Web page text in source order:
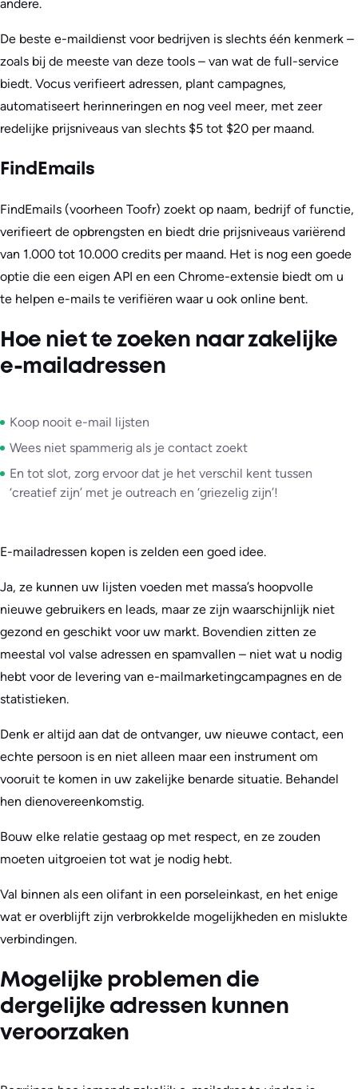
andere.
De beste e-maildienst voor bedrijven is slechts één kenmerk –
zoals bij de meeste van deze tools – van wat de full-service
biedt. Vocus verifieert adressen, plant campagnes,
automatiseert herinneringen en nog veel meer, met zeer
redelijke prijsniveaus van slechts $5 tot $20 per maand.
FindEmails
FindEmails (voorheen Toofr) zoekt op naam, bedrijf of functie,
verifieert de opbrengsten en biedt drie prijsniveaus variërend
van 1.000 tot 10.000 credits per maand. Het is nog een goede
optie die een eigen API en een Chrome-extensie biedt om u
te helpen e-mails te verifiëren waar u ook online bent.
Hoe niet te zoeken naar zakelijke
e-mailadressen
Koop nooit e-mail lijsten
Wees niet spammerig als je contact zoekt
En tot slot, zorg ervoor dat je het verschil kent tussen
‘creatief zijn’ met je outreach en ‘griezelig zijn’!
E-mailadressen kopen is zelden een goed idee.
Ja, ze kunnen uw lijsten voeden met massa’s hoopvolle
nieuwe gebruikers en leads, maar ze zijn waarschijnlijk niet
gezond en geschikt voor uw markt. Bovendien zitten ze
meestal vol valse adressen en spamvallen – niet wat u nodig
hebt voor de levering van e-mailmarketingcampagnes en de
statistieken.
Denk er altijd aan dat de ontvanger, uw nieuwe contact, een
echte persoon is en niet alleen maar een instrument om
vooruit te komen in uw zakelijke benarde situatie. Behandel
hen dienovereenkomstig.
Bouw elke relatie gestaag op met respect, en ze zouden
moeten uitgroeien tot wat je nodig hebt.
Val binnen als een olifant in een porseleinkast, en het enige
wat er overblijft zijn verbrokkelde mogelijkheden en mislukte
verbindingen.
Mogelijke problemen die
dergelijke adressen kunnen
veroorzaken